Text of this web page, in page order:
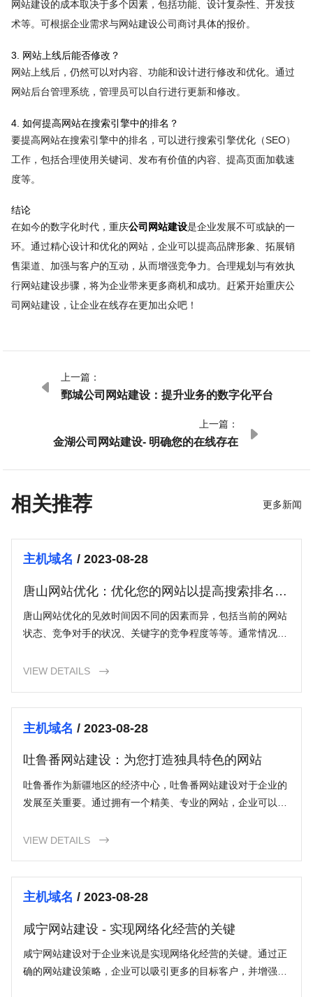
网站建设的成本取决于多个因素，包括功能、设计复杂性、开发技
术等。可根据企业需求与网站建设公司商讨具体的报价。
3. 网站上线后能否修改？
网站上线后，仍然可以对内容、功能和设计进行修改和优化。通过
网站后台管理系统，管理员可以自行进行更新和修改。
4. 如何提高网站在搜索引擎中的排名？
要提高网站在搜索引擎中的排名，可以进行搜索引擎优化（SEO）
工作，包括合理使用关键词、发布有价值的内容、提高页面加载速
度等。
结论
在如今的数字化时代，重庆公司网站建设是企业发展不可或缺的一
环。通过精心设计和优化的网站，企业可以提高品牌形象、拓展销
售渠道、加强与客户的互动，从而增强竞争力。合理规划与有效执
行网站建设步骤，将为企业带来更多商机和成功。赶紧开始重庆公
司网站建设，让企业在线存在更加出众吧！

上一篇：
鄄城公司网站建设：提升业务的数字化平台
上一篇：
金湖公司网站建设- 明确您的在线存在

相关推荐 更多新闻
主机域名/ 2023-08-28
唐山网站优化：优化您的网站以提高搜索排名和
流量
唐山网站优化的见效时间因不同的因素而异，包括当前的网站
状态、竞争对手的状况、关键字的竞争程度等等。通常情况
可能需要更长的时间。
VIEW DETAILS 
主机域名/ 2023-08-28
吐鲁番网站建设：为您打造独具特色的网站
吐鲁番作为新疆地区的经济中心，吐鲁番网站建设对于企业的
发展至关重要。通过拥有一个精美、专业的网站，企业可以提
行网站建设之前，您需要设立明确的目标、策划网站架构、设
站建设公司，他们将为您提供专业的建议和服务。
VIEW DETAILS 
主机域名/ 2023-08-28
咸宁网站建设 - 实现网络化经营的关键
咸宁网站建设对于企业来说是实现网络化经营的关键。通过正
确的网站建设策略，企业可以吸引更多的目标客户，并增强市